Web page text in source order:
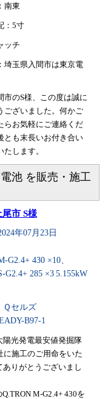
南東
：5寸
ッチ
埼玉県入間市は東京電
市のS様、この度は誠に
ございました。何かご
らお気軽にご連絡くだ
とも末長いお付き合い
たします。
池 を販売・施工
市 S様
年07月23日
G2.4+ 430 ×10、
G2.4+ 285 ×3 5.155kW
Ｑセルズ
B97-1
陽光発電最安値発掘隊
に施工のご用命をいた
ありがとうございまし
M-G2.4+ 430を